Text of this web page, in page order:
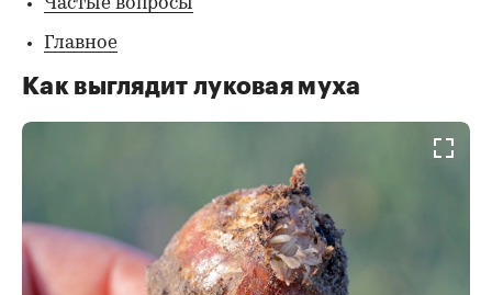
Частые вопросы
Главное
Как выглядит луковая муха